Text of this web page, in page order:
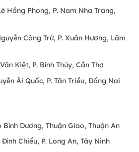
Hồng Phong, P. Nam Nha Trang,
Công Trứ, P. Xuân Hương, Lâm
Kiệt, P. Bình Thủy, Cần Thơ
Ái Quốc, P. Tân Triều, Đồng Nai
Bình Dương, Thuận Giao, Thuận An
Chiểu, P. Long An, Tây Ninh